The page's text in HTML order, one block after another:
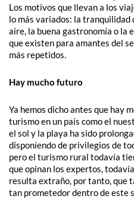
Los motivos que llevan a los
lo más variados: la tranquilidad
aire, la buena gastronomía o la
que existen para amantes del
más repetidos.
Hay mucho futuro
Ya hemos dicho antes que hay
turismo en un país como el
el sol y la playa ha sido
disponiendo de privilegios de
pero el turismo rural todavía
que opinan los expertos,
resulta extraño, por tanto, que
tan prometedor dentro de este